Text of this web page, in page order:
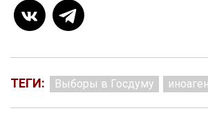
ТЕГИ: Выборы в Госдуму